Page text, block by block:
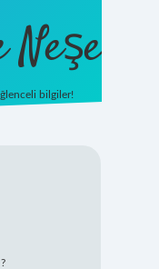
bilgiler!